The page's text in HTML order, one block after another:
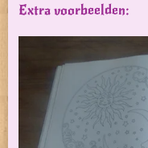
Extra voorbeelden: